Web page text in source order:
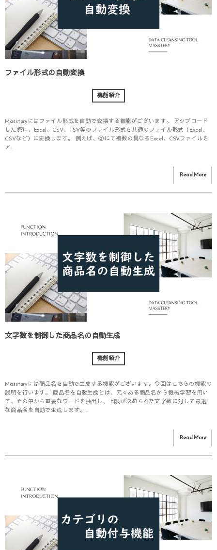
ファイル形式の自動変換
機能紹介
Massteryにはファイル形式を自動で変換する機能がございます。 アップロード
した際に、Excel、CSV、TSV等のファイル形式を共通のファイル形式（Excel、
CSVなど）に変換します。 例えば、②にて複数の異なるExcel、CSVファイルを
ア...
Read More
文字数を制御した商品名の自動生成
機能紹介
Massteryには商品名を自動で生成する機能がございます。今回はこちらの機能の
説明を行います。 商品名を自動生成とは、元々ある商品名から機械学習を用い
て、その中から重要なワードを抽出し、上限が決められた文字数に対して最適
な商品名を自動で生成します。...
Read More